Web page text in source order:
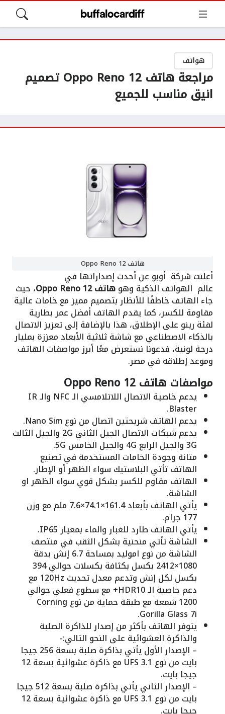
هواتف
مراجعة هاتف Oppo Reno 12 تصميم
انيق مناسب للجميع
هاتف Oppo Reno 12
أعلنت شركة أوبو عن أحدث إصداراتها في
عالم الهواتف الذكية وهوهاتف Oppo Reno 12 ، حيث
جاء الهاتف خاطفًا للأنظار بتصميم مميز مع خامات عالية
مقاومة للكسر، كما يقدم الهاتف أفضل عمر بطارية
لفئة رينو على الإطلاق، هذا بالإضافة إلى تعزيز الاتصال
بالذكاء الاصطناعي مع شاشة ثلاثية الأبعاد معززة بمليار
درجة لونية، فدعونا نستعرض معًا أبرز مواصفات الهاتف
وموعد إطلاقه في مصر.
مواصفات هاتف Oppo Reno 12
يدعم خاصية الاتصال اللاتلامسي الـ NFC والـ IR
Blaster.
يدعم الهاتف شريحتين اتصال من نوع Nano Sim.
يدعم شبكات الاتصال الجيل الثاني 2G والجيل الثالث
3G والجيل الرابع 4G والجيل الخامس 5G.
متانة وجودة الخامات المستخدمة في تصنيع
الهاتف تأتي البلاستيك سواء الظهر أو الإطار.
الهاتف مقاوم للكسر بشكل قوي سواء الظهر او
الشاشة.
يأتي الهاتف بأبعاد 161.4×74.1×7.6 ملم مع وزن
177 جرام.
يأتي الهاتف طارد للغبار والماء بمعيار IP65.
الشاشة تأتي منحنية بشكل الثقب في منتصف
الشاشة من نوع اموليد بمساحة 6.7 إنش بدقة
1080×2412 بكسل بكثافة بكسلات حوالي 394
بكسل لكل إنش وتدعم معدل تحديث 120Hz مع
دعم خاصية الـ HDR10+ مع سطوع فعلي حوالي
1200 شمعة مع طبقة حماية من نوع Corning
Gorilla Glass 7i.
يتوفر الهاتف بأكثر من إصدار للذاكرة الصلبة
والذاكرة العشوائية على النحو التالي:-
– الإصدار الأول يأتي بذاكرة صلبة بسعة 256 جيجا
بايت من نوع UFS 3.1 مع ذاكرة عشوائية بسعة 12
جيجا بايت.
– الإصدار الثاني يأتي بذاكرة صلبة بسعة 512 جيجا
بايت من نوع UFS 3.1 مع ذاكرة عشوائية بسعة 12
جيجا بايت.